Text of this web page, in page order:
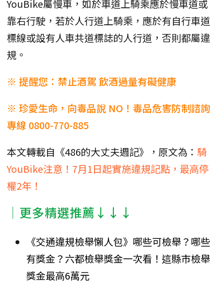
YouBike屬慢車，如於車道上騎乘應於慢車道或
靠右行駛，若於人行道上騎乘，應於有自行車道
標線或設有人車共道標誌的人行道，否則都屬違
規。
※ 提醒您：禁止酒駕 飲酒過量有礙健康
※ 珍愛生命，向毒品說 NO！毒品危害防制諮詢
專線 0800-770-885
本文轉載自《486的大丈夫週記》，原文為： 騎
YouBike注意！7月1日起實施違規記點，最高停
權2年！
│更多精選推薦↓↓↓
《交通違規檢舉懶人包》哪些可檢舉？哪些
有獎金？六都檢舉獎金一次看！這縣市檢舉
獎金最高6萬元